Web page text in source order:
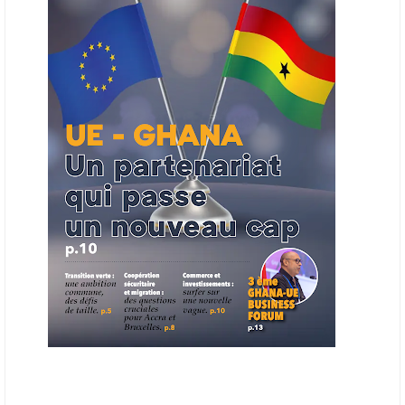
la chaîne de valeur énergétique et de publier des appels d’offres
ouverts en priorité aux sociétés du continent. Le projet est en phase
finale de développement et devrait aboutir, d’ici fin 2026 ou début
2027, à un bulletin africain des appels d’offres dans le secteur de
l’énergie.
06/06/26 AFRICA FINANCE CORPORATION
Cette semaine, Africa Finance Corporation (AFC) a annoncé avoir
bouclé un prêt syndiqué de 2 milliards de dollars, la plus importante
levée de son histoire. Initialement calibrée à 1,6 milliard, l'opération a
été relevée de 400 millions face à l'afflux des souscriptions de
banques internationales. Plus du tiers des fonds proviennent
d'institutions financières asiatiques, à parts égales avec l'Europe.
L'Asie-Pacifique et l'Europe pèsent chacune 35 % du tour de table,
devant le Moyen-Orient (25 %) et l'Afrique (5 %), selon le communiqué
de l'institution panafricaine, qui compte 48 pays membres.
ECHANGES AFRIQUE - UE